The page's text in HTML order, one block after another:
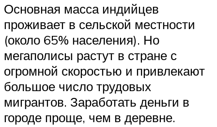
Основная масса индийцев
проживает в сельской местности
(около 65% населения). Но
мегаполисы растут в стране с
огромной скоростью и привлекают
большое число трудовых
мигрантов. Заработать деньги в
городе проще, чем в деревне.